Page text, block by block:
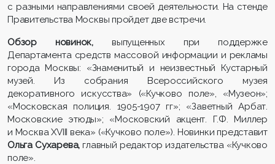
с разными направлениями своей деятельности. На стенде
Правительства Москвы пройдет две встречи.
Обзор новинок, выпущенных при поддержке
Департамента средств массовой информации и рекламы
города Москвы: «Знаменитый и неизвестный Кустарный
музей. Из собрания Всероссийского музея
декоративного искусства» («Кучково поле», «Музеон»;
«Московская полиция. 1905-1907 гг»; «Заветный Арбат.
Московские этюды»; «Московский акцент. Г.Ф. Миллер
и Москва XVIII века» («Кучково поле»). Новинки представит
Ольга Сухарева, главный редактор издательства «Кучково
поле».